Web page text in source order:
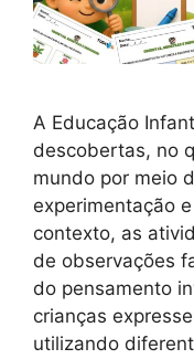
A Educação
descobertas, no
mundo por meio
experimentação
contexto, as
de observações
do pensamento
crianças
utilizando